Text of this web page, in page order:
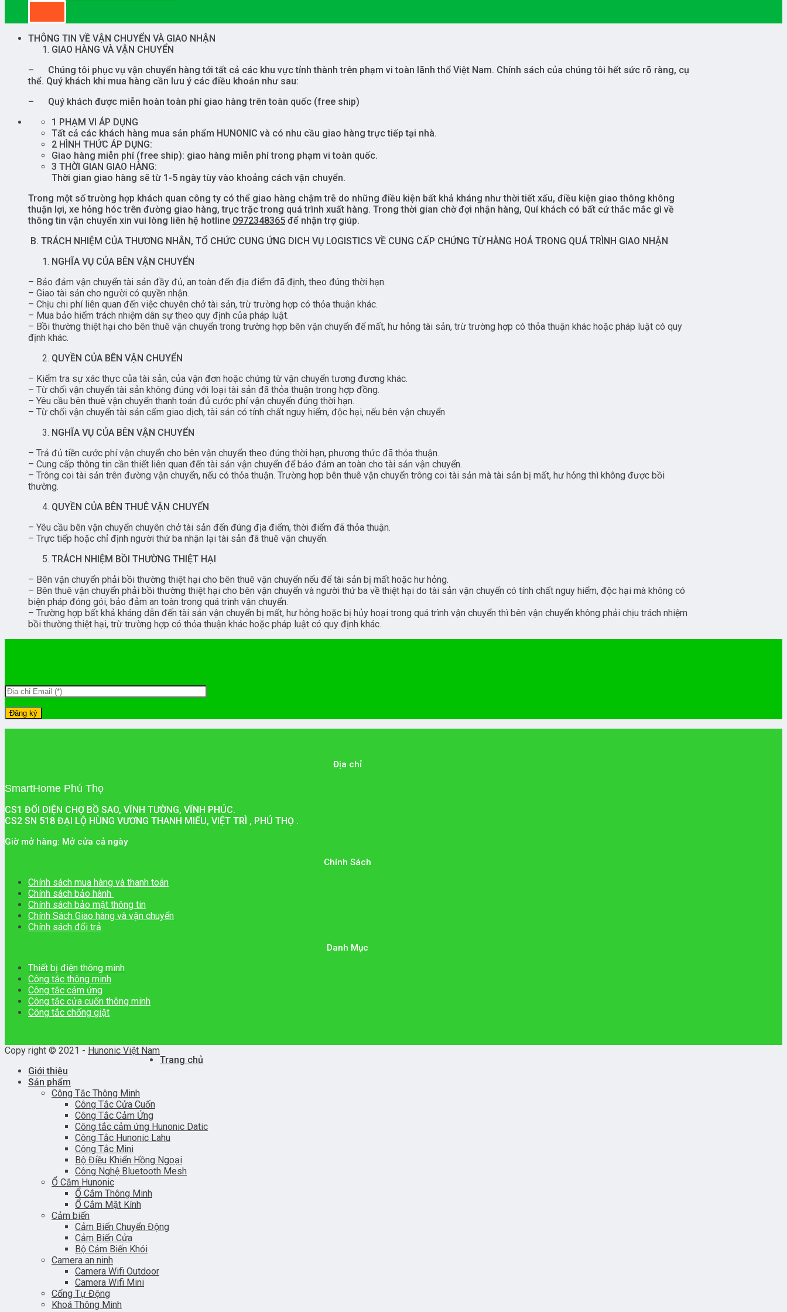
THÔNG TIN VỀ VẬN CHUYỂN VÀ GIAO NHẬN
GIAO HÀNG VÀ VẬN CHUYỂN
– Chúng tôi phục vụ vận chuyển hàng tới tất cả các khu vực tỉnh thành trên phạm vi toàn lãnh thổ Việt Nam. Chính sách của chúng tôi hết sức rõ ràng, cụ
thể. Quý khách khi mua hàng cần lưu ý các điều khoản như sau:
– Quý khách được miễn hoàn toàn phí giao hàng trên toàn quốc (free ship)
1 PHẠM VI ÁP DỤNG
Tất cả các khách hàng mua sản phẩm HUNONIC và có nhu cầu giao hàng trực tiếp tại nhà.
2 HÌNH THỨC ÁP DỤNG:
Giao hàng miễn phí (free ship): giao hàng miễn phí trong phạm vi toàn quốc.
3 THỜI GIAN GIAO HÀNG:
Thời gian giao hàng sẽ từ 1-5 ngày tùy vào khoảng cách vận chuyển.
Trong một số trường hợp khách quan công ty có thể giao hàng chậm trễ do những điều kiện bất khả kháng như thời tiết xấu, điều kiện giao thông không
thuận lợi, xe hỏng hóc trên đường giao hàng, trục trặc trong quá trình xuất hàng. Trong thời gian chờ đợi nhận hàng, Quí khách có bất cứ thắc mắc gì về
thông tin vận chuyển xin vui lòng liên hệ hotline 0972348365 để nhận trợ giúp.
B. TRÁCH NHIỆM CỦA THƯƠNG NHÂN, TỔ CHỨC CUNG ỨNG DICH VỤ LOGISTICS VỀ CUNG CẤP CHỨNG TỪ HÀNG HOÁ TRONG QUÁ TRÌNH GIAO NHẬN
NGHĨA VỤ CỦA BÊN VẬN CHUYỂN
– Bảo đảm vận chuyển tài sản đầy đủ, an toàn đến địa điểm đã định, theo đúng thời hạn.
– Giao tài sản cho người có quyền nhận.
– Chịu chi phí liên quan đến việc chuyên chở tài sản, trừ trường hợp có thỏa thuận khác.
– Mua bảo hiểm trách nhiệm dân sự theo quy định của pháp luật.
– Bồi thường thiệt hại cho bên thuê vận chuyển trong trường hợp bên vận chuyển để mất, hư hỏng tài sản, trừ trường hợp có thỏa thuận khác hoặc pháp luật có quy
định khác.
QUYỀN CỦA BÊN VẬN CHUYỂN
– Kiểm tra sự xác thực của tài sản, của vận đơn hoặc chứng từ vận chuyển tương đương khác.
– Từ chối vận chuyển tài sản không đúng với loại tài sản đã thỏa thuận trong hợp đồng.
– Yêu cầu bên thuê vận chuyển thanh toán đủ cước phí vận chuyển đúng thời hạn.
– Từ chối vận chuyển tài sản cấm giao dịch, tài sản có tính chất nguy hiểm, độc hại, nếu bên vận chuyển
NGHĨA VỤ CỦA BÊN VẬN CHUYỂN
– Trả đủ tiền cước phí vận chuyển cho bên vận chuyển theo đúng thời hạn, phương thức đã thỏa thuận.
– Cung cấp thông tin cần thiết liên quan đến tài sản vận chuyển để bảo đảm an toàn cho tài sản vận chuyển.
– Trông coi tài sản trên đường vận chuyển, nếu có thỏa thuận. Trường hợp bên thuê vận chuyển trông coi tài sản mà tài sản bị mất, hư hỏng thì không được bồi
thường.
QUYỀN CỦA BÊN THUÊ VẬN CHUYỂN
– Yêu cầu bên vận chuyển chuyên chở tài sản đến đúng địa điểm, thời điểm đã thỏa thuận.
– Trực tiếp hoặc chỉ định người thứ ba nhận lại tài sản đã thuê vận chuyển.
TRÁCH NHIỆM BỒI THƯỜNG THIỆT HẠI
– Bên vận chuyển phải bồi thường thiệt hại cho bên thuê vận chuyển nếu để tài sản bị mất hoặc hư hỏng.
– Bên thuê vận chuyển phải bồi thường thiệt hại cho bên vận chuyển và người thứ ba về thiệt hại do tài sản vận chuyển có tính chất nguy hiểm, độc hại mà không có
biện pháp đóng gói, bảo đảm an toàn trong quá trình vận chuyển.
– Trường hợp bất khả kháng dẫn đến tài sản vận chuyển bị mất, hư hỏng hoặc bị hủy hoại trong quá trình vận chuyển thì bên vận chuyển không phải chịu trách nhiệm
bồi thường thiệt hại, trừ trường hợp có thỏa thuận khác hoặc pháp luật có quy định khác.
Địa chỉ
SmartHome Phú Thọ
CS1 ĐỐI DIỆN CHỢ BỒ SAO, VĨNH TƯỜNG, VĨNH PHÚC.
CS2 SN 518 ĐẠI LỘ HÙNG VƯƠNG THANH MIẾU, VIỆT TRÌ , PHÚ THỌ .
Giờ mở hàng: Mở cửa cả ngày
Chính Sách
Chính sách mua hàng và thanh toán
Chính sách bảo hành
Chính sách bảo mật thông tin
Chính Sách Giao hàng và vận chuyển
Chính sách đổi trả
Danh Mục
Thiết bị điện thông minh
Công tắc thông minh
Công tắc cảm ứng
Công tắc cửa cuốn thông minh
Công tắc chống giật
Copy right © 2021 - Hunonic Việt Nam
Trang chủ
Giới thiệu
Sản phẩm
Công Tắc Thông Minh
Công Tắc Cửa Cuốn
Công Tắc Cảm Ứng
Công tắc cảm ứng Hunonic Datic
Công Tắc Hunonic Lahu
Công Tắc Mini
Bộ Điều Khiển Hồng Ngoại
Công Nghệ Bluetooth Mesh
Ổ Cắm Hunonic
Ổ Cắm Thông Minh
Ổ Cắm Mặt Kính
Cảm biến
Cảm Biến Chuyển Động
Cảm Biến Cửa
Bộ Cảm Biến Khói
Camera an ninh
Camera Wifi Outdoor
Camera Wifi Mini
Cổng Tự Động
Khoá Thông Minh